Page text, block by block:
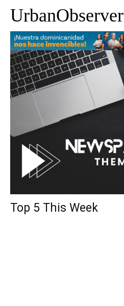
UrbanObserver
Top 5 This Week